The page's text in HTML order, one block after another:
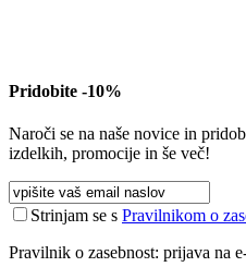
Pridobite -10%
Naroči se na naše novice in
izdelkih, promocije in še več!
Strinjam se s Pravilnikom o
Pravilnik o zasebnost: prijava na